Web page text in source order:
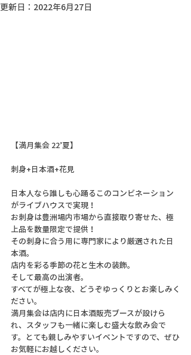
更新日： 2022年6月27日
【満月集会 22’夏】
刺身+日本酒+花見
日本人なら誰しも心踊るこのコンビネーション
がライブハウスで実現！
お刺身は豊洲場内市場から直接取り寄せた、極
上品を数量限定で提供！
その刺身に合う用に専門家により厳選された日
本酒。
店内を彩る季節の花と生木の装飾。
そして最高の出演者。
すべてが極上な夜、どうぞゆっくりとお楽しみく
ださい。
満月集会は店内に日本酒販売ブースが設けら
れ、スタッフも一緒に楽しむ盛大な飲み会で
す。とても親しみやすいイベントですので、ぜひ
お気軽にお越しください。